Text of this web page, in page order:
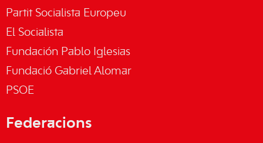
Partit Socialista Europeu
El Socialista
Fundación Pablo Iglesias
Fundació Gabriel Alomar
PSOE
Federacions